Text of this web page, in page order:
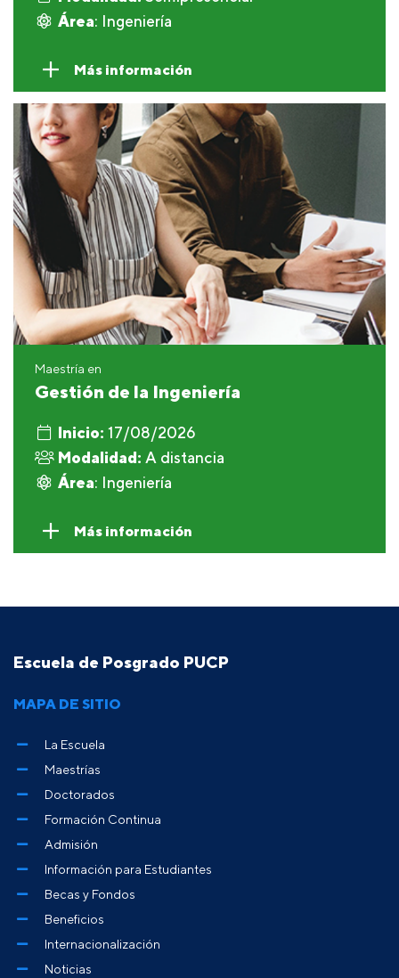
Área: Ingeniería
Más información
Maestría en
Gestión de la Ingeniería
Inicio: 17/08/2026
Modalidad: A distancia
Área: Ingeniería
Más información
Escuela de Posgrado PUCP
MAPA DE SITIO
La Escuela
Maestrías
Doctorados
Formación Continua
Admisión
Información para Estudiantes
Becas y Fondos
Beneficios
Internacionalización
Noticias